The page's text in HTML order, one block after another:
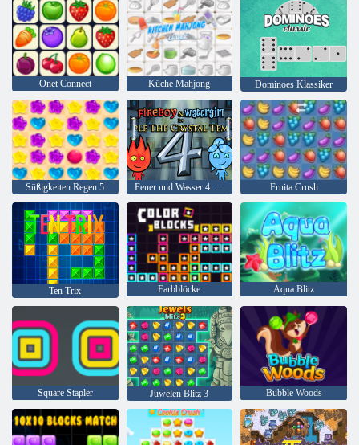
Onet Connect Küche Mahjong Dominoes Klassiker
Süßigkeiten Regen 5 Feuer und Wasser 4: Kristalltempel Fruita Crush
Ten Trix Farbblöcke Aqua Blitz
Square Stapler Juwelen Blitz 3 Bubble Woods